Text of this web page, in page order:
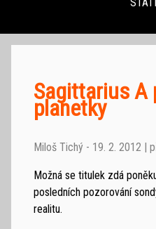
Sagittarius A
planetky
Miloš Tichý - 19. 2. 2012 |
Možná se titulek zdá
posledních pozorování
realitu.